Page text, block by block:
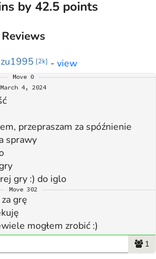
by 42.5 points
Reviews
[2k] - view
Move 0
March 4, 2024
przepraszam za spóźnienie
sprawy
gry :) do iglo
Move 302
grę
mogłem zrobić :)
mi było
widać mocną różnicę w sile
1